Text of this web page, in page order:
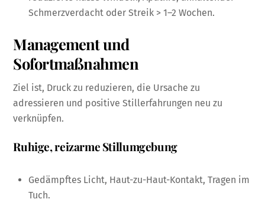
Schmerzverdacht oder Streik > 1–2 Wochen.
Management und
Sofortmaßnahmen
Ziel ist, Druck zu reduzieren, die Ursache zu
adressieren und positive Stillerfahrungen neu zu
verknüpfen.
Ruhige, reizarme Stillumgebung
Gedämpftes Licht, Haut-zu-Haut-Kontakt, Tragen im
Tuch.